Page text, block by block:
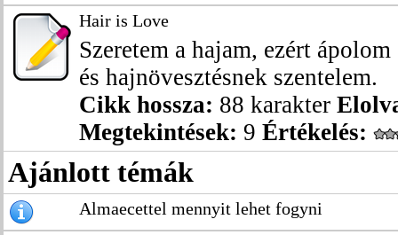
Hair is Love
Szeretem a hajam, ezért
és hajnövesztésnek szentelem.
Cikk hossza: 88 karakter
Megtekintések: 9 Értékelés:
Ajánlott témák
Almaecettel mennyit lehet fogyni